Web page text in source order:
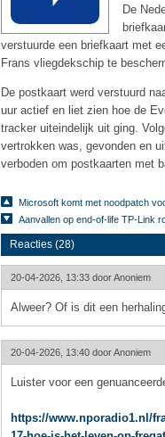
De
verstuurde een briefkaart met
Frans vliegdekschip te
De postkaart werd verstuurd
uur actief en liet zien hoe de
tracker uiteindelijk uit ging.
vertrokken was, gevonden en
verboden om postkaarten met
Microsoft komt met noodpatch
Aanvallen op end-of-life TP-Link
Reacties (28)
20-04-2026, 13:33 doorAnoniem
Alweer? Of is dit een
20-04-2026, 13:40 doorAnoniem
Luister voor een
https://www.nporadio1.nl/